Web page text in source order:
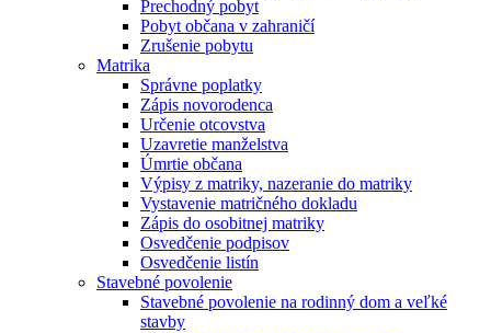
Prechodný pobyt
Pobyt občana v zahraničí
Zrušenie pobytu
Matrika
Správne poplatky
Zápis novorodenca
Určenie otcovstva
Uzavretie manželstva
Úmrtie občana
Výpisy z matriky, nazeranie do matriky
Vystavenie matričného dokladu
Zápis do osobitnej matriky
Osvedčenie podpisov
Osvedčenie listín
Stavebné povolenie
Stavebné povolenie na rodinný dom a veľké
stavby